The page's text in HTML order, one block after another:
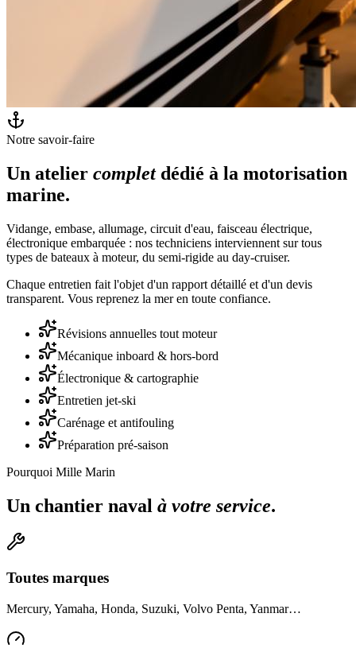
Notre savoir-faire
Un atelier completdédié à la motorisation
marine.
Vidange, embase, allumage, circuit d'eau, faisceau électrique,
électronique embarquée : nos techniciens interviennent sur tous
types de bateaux à moteur, du semi-rigide au day-cruiser.
Chaque entretien fait l'objet d'un rapport détaillé et d'un devis
transparent. Vous reprenez la mer en toute confiance.
Révisions annuelles tout moteur
Mécanique inboard & hors-bord
Électronique & cartographie
Entretien jet-ski
Carénage et antifouling
Préparation pré-saison
Pourquoi Mille Marin
Un chantier naval à votre service.
Toutes marques
Mercury, Yamaha, Honda, Suzuki, Volvo Penta, Yanmar…